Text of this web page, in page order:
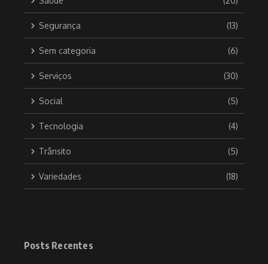
Segurança (13)
Sem categoria (6)
Serviços (30)
Social (5)
Tecnologia (4)
Trânsito (5)
Variedades (18)
Posts Recentes